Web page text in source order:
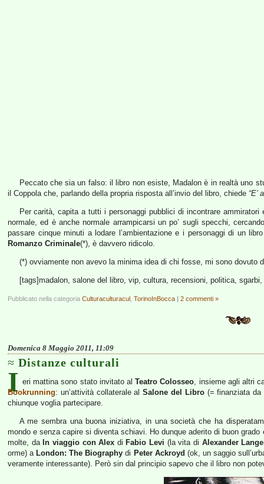
Peccato che sia un falso: il libro non esiste, Madalon è in realtà uno
il Coppola che, parlando della propria risposta all’invio del libro, chiede “E’
Per carità, capita a tutti i personaggi pubblici di incontrare
normale, ed è anche normale arrampicarsi un po’ sugli specchi,
passare cinque minuti a lodare l’ambientazione e i personaggi di un
Romanzo Criminale(*), è davvero ridicolo.
(*) ovviamente non avevo la minima idea di chi fosse, mi sono dovuto
[tags]madalon, salone del libro, vip, cultura, recensioni, politica,
Pubblicato nella categoria Culturaculturacul TorinoInBocca | 2 commenti »
Domenica 8 Maggio 2011, 11:09
Distanze culturali
I eri mattina sono stato invitato alTeatro Colosseo, insieme agli altri
Bookrunning: un’attività collaterale alSalone del Libro(= finanziata da
chiunque voglia partecipare.
A me sembra una buona iniziativa, in una società che ha
mondo e senza capire si diventa schiavi. Ho dunque aderito di buon
molte, da In viaggio con Alex di Fabio Levi (la vita di Alexander
orme) a London: The Biography di Peter Ackroyd (ok, un saggio
veramente interessante). Però sin dal principio sapevo che il libro non